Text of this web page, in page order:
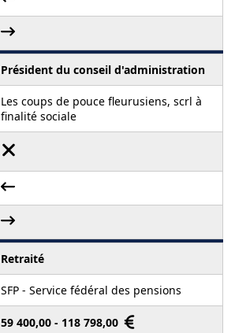
Président du conseil d'administration
Les coups de pouce fleurusiens, scrl à
finalité sociale
Retraité
SFP - Service fédéral des pensions
59 400,00 - 118 798,00